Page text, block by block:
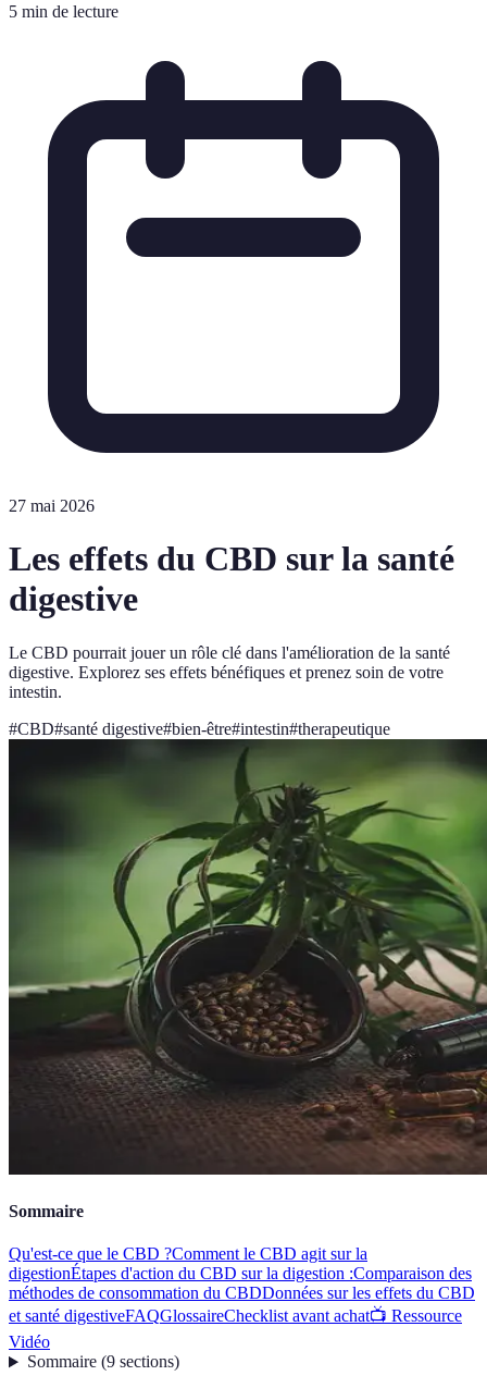
5 min de lecture
27 mai 2026
Les effets du CBD sur la santé
digestive
Le CBD pourrait jouer un rôle clé dans l'amélioration de la santé
digestive. Explorez ses effets bénéfiques et prenez soin de votre
intestin.
#CBD#santé digestive#bien-être#intestin#therapeutique
Sommaire
Qu'est-ce que le CBD ?Comment le CBD agit sur la
digestionÉtapes d'action du CBD sur la digestion :Comparaison des
méthodes de consommation du CBDDonnées sur les effets du CBD
et santé digestiveFAQGlossaireChecklist avant achat📺 Ressource
Vidéo
Sommaire(9 sections)